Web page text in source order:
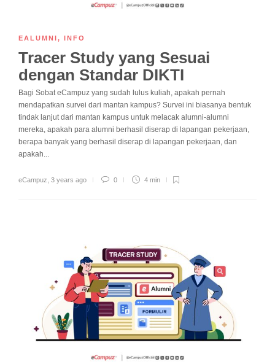
EALUMNI, INFO
Tracer Study yang Sesuai
dengan Standar DIKTI
Bagi Sobat eCampuz yang sudah lulus kuliah, apakah pernah
mendapatkan survei dari mantan kampus? Survei ini biasanya bentuk
tindak lanjut dari mantan kampus untuk melacak alumni-alumni
mereka, apakah para alumni berhasil diserap di lapangan pekerjaan,
berapa banyak yang berhasil diserap di lapangan pekerjaan, dan
apakah...
eCampuz 3 years ago 0 4 min